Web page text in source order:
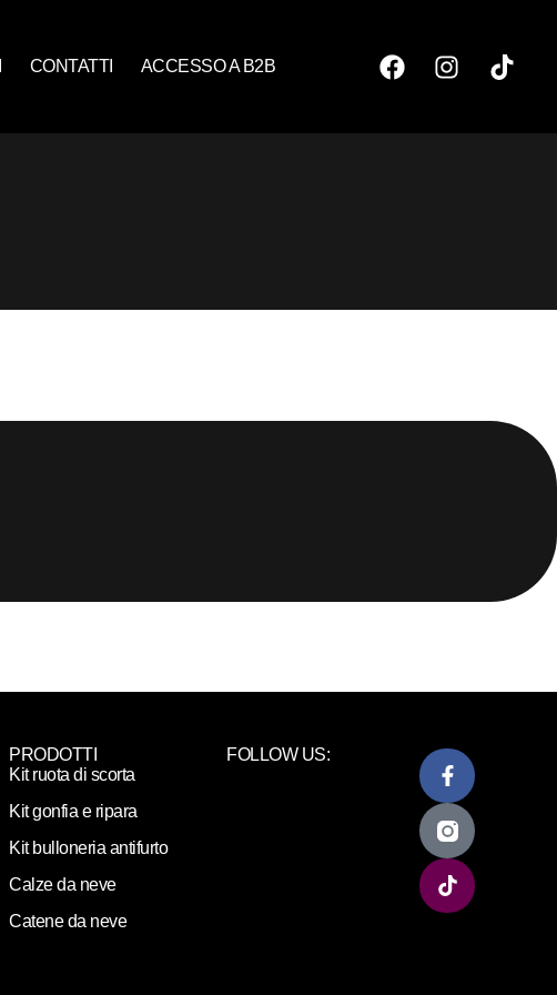
CONTATTI ACCESSO A B2B
PRODOTTI
Kit ruota di scorta
Kit gonfia e ripara
Kit bulloneria antifurto
Calze da neve
Catene da neve
FOLLOW US: